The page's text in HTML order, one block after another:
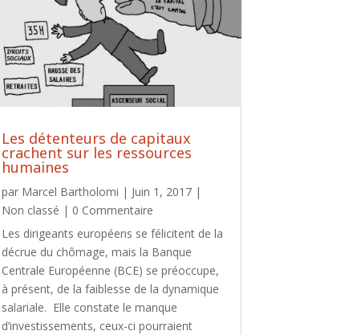
Les détenteurs de capitaux
crachent sur les ressources
humaines
par Marcel Bartholomi | Juin 1, 2017|
Non classé | 0 Commentaire
Les dirigeants européens se félicitent de la
décrue du chômage, mais la Banque
Centrale Européenne (BCE) se préoccupe,
à présent, de la faiblesse de la dynamique
salariale. Elle constate le manque
d’investissements, ceux-ci pourraient